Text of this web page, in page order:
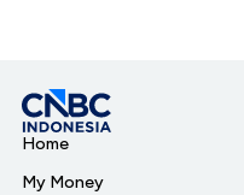
Home
My Money